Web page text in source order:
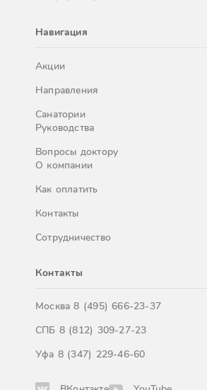
Навигация
Акции
Направления
Санатории
Руководства
Вопросы доктору
О компании
Как оплатить
Контакты
Сотрудничество
Контакты
Москва8 (495) 666-23-37
СПБ 8 (812) 309-27-23
Уфа 8 (347) 229-46-60